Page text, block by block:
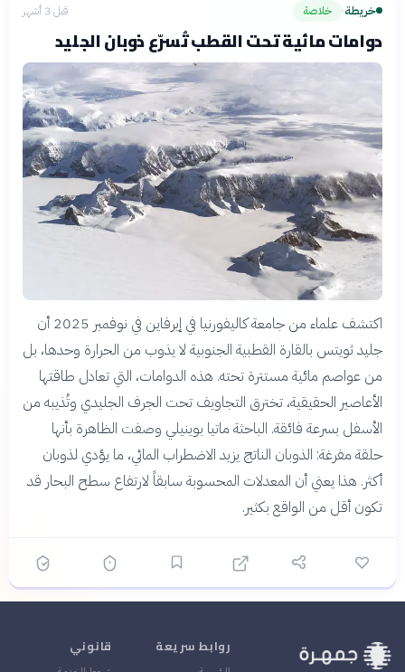
خريطة› خلاصة قبل 3 أشهر
دوامات مائية تحت القطب تُسرّع ذوبان الجليد
اكتشف علماء من جامعة كاليفورنيا في إيرفاين في نوفمبر 2025 أن
جليد ثويتس بالقارة القطبية الجنوبية لا يذوب من الحرارة وحدها، بل
من عواصم مائية مستترة تحته. هذه الدوامات، التي تعادل طاقتها
الأعاصير الحقيقية، تخترق التجاويف تحت الجرف الجليدي وتُذيبه من
الأسفل بسرعة فائقة. الباحثة ماتيا بوينيلي وصفت الظاهرة بأنها
حلقة مفرغة: الذوبان الناتج يزيد الاضطراب المائي، ما يؤدي لذوبان
أكثر. هذا يعني أن المعدلات المحسوبة سابقاً لارتفاع سطح البحار قد
تكون أقل من الواقع بكثير.
روابط سريعة قانوني